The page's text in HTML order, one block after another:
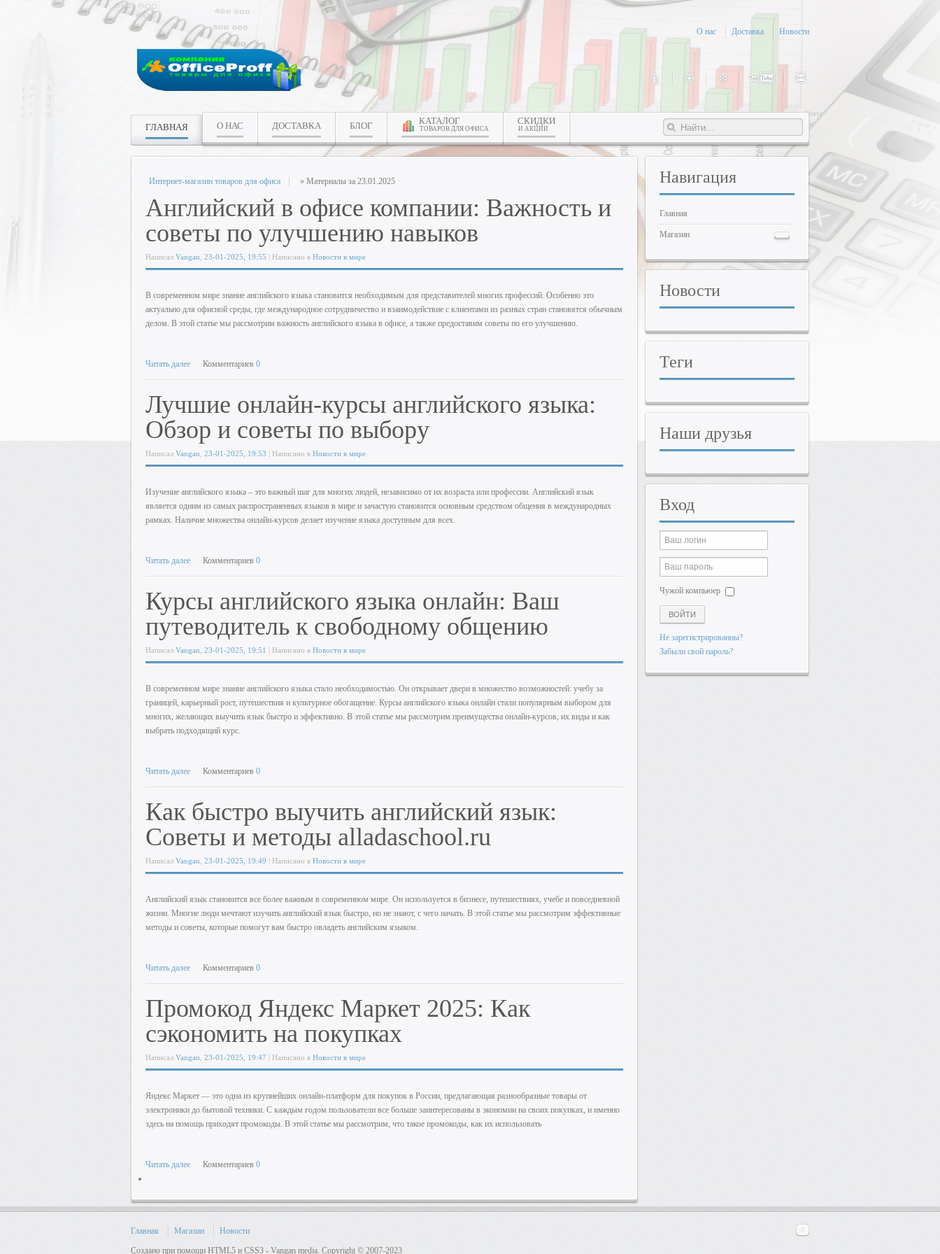
О нас Доставка Новости
ГЛАВНАЯ О НАС ДОСТАВКА БЛОГ КАТАЛОГ
ТОВАРОВ ДЛЯ ОФИСА
СКИДКИ
И АКЦИИ
Интернет-магазин товаров для офиса » Материалы за 23.01.2025
Английский в офисе компании: Важность и
советы по улучшению навыков
Написал Vangan 23-01-2025, 19:55 | Написано в Новости в мире
В современном мире знание английского языка становится необходимым для представителей многих профессий. Особенно это
актуально для офисной среды, где международное сотрудничество и взаимодействие с клиентами из разных стран становятся обычным
делом. В этой статье мы рассмотрим важность английского языка в офисе, а также предоставим советы по его улучшению.
Читать далее Комментариев 0
Лучшие онлайн-курсы английского языка:
Обзор и советы по выбору
Написал Vangan 23-01-2025, 19:53 | Написано в Новости в мире
Изучение английского языка – это важный шаг для многих людей, независимо от их возраста или профессии. Английский язык
является одним из самых распространенных языков в мире и зачастую становится основным средством общения в международных
рамках. Наличие множества онлайн-курсов делает изучение языка доступным для всех.
Читать далее Комментариев 0
Курсы английского языка онлайн: Ваш
путеводитель к свободному общению
Написал Vangan 23-01-2025, 19:51 | Написано в Новости в мире
В современном мире знание английского языка стало необходимостью. Он открывает двери в множество возможностей: учебу за
границей, карьерный рост, путешествия и культурное обогащение. Курсы английского языка онлайн стали популярным выбором для
многих, желающих выучить язык быстро и эффективно. В этой статье мы рассмотрим преимущества онлайн-курсов, их виды и как
выбрать подходящий курс.
Читать далее Комментариев 0
Как быстро выучить английский язык:
Советы и методы alladaschool.ru
Написал Vangan 23-01-2025, 19:49 | Написано в Новости в мире
Английский язык становится все более важным в современном мире. Он используется в бизнесе, путешествиях, учебе и повседневной
жизни. Многие люди мечтают изучить английский язык быстро, но не знают, с чего начать. В этой статье мы рассмотрим эффективные
методы и советы, которые помогут вам быстро овладеть английским языком.
Читать далее Комментариев 0
Промокод Яндекс Маркет 2025: Как
сэкономить на покупках
Написал Vangan 23-01-2025, 19:47 | Написано в Новости в мире
Яндекс Маркет — это одна из крупнейших онлайн-платформ для покупок в России, предлагающая разнообразные товары от
электроники до бытовой техники. С каждым годом пользователи все больше заинтересованы в экономии на своих покупках, и именно
здесь на помощь приходят промокоды. В этой статье мы рассмотрим, что такое промокоды, как их использовать
Читать далее Комментариев 0
Навигация
Главная
Магазин
Новости
Теги
Наши друзья
Вход
Чужой компьюер
ВОЙТИ
Не зарегистрированны?
Забыли свой пароль?
Главная Магазин
Новости
Создано при помощи HTML5 и CSS3 - Vangan media. Copyright © 2007-2023